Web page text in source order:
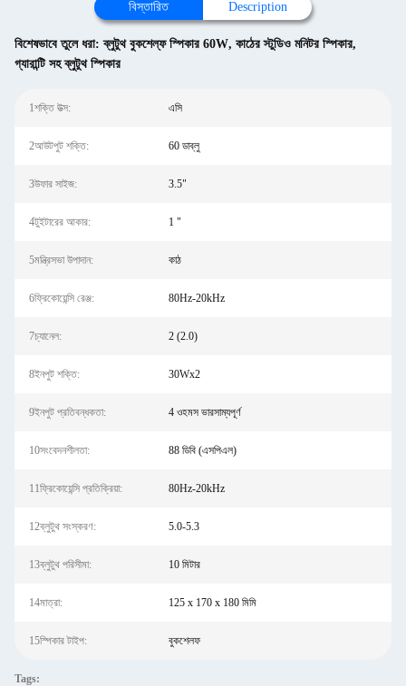
বিস্তারিত Description
বিশেষভাবে তুলে ধরা:ব্লুটুথ বুকশেল্ফ স্পিকার 60W, কাঠের স্টুডিও মনিটর স্পিকার,
গ্যারান্টি সহ ব্লুটুথ স্পিকার
1শক্তি উত্স: এসি
2আউটপুট শক্তি: 60 ডাব্লু
3উফার সাইজ: 3.5"
4টুইটারের আকার: 1 "
5মন্ত্রিসভা উপাদান: কাঠ
6ফ্রিকোয়েন্সি রেঞ্জ: 80Hz-20kHz
7চ্যানেল: 2 (2.0)
8ইনপুট শক্তি: 30Wx2
9ইনপুট প্রতিবন্ধকতা: 4 ওহমস ভারসাম্যপূর্ণ
10সংবেদনশীলতা: 88 ডিবি (এসপিএল)
11ফ্রিকোয়েন্সি প্রতিক্রিয়া: 80Hz-20kHz
12ব্লুটুথ সংস্করণ: 5.0-5.3
13ব্লুটুথ পরিসীমা: 10 মিটার
14মাত্রা: 125 x 170 x 180 মিমি
15স্পিকার টাইপ: বুকশেলফ
Tags: